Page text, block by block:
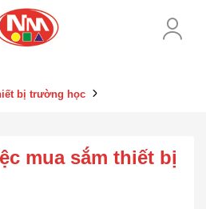
bị trường học
mua sắm thiết bị